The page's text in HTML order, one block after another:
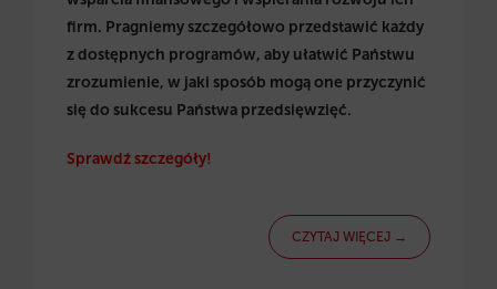
firm. Pragniemy szczegółowo przedstawić każdy
z dostępnych programów, aby ułatwić Państwu
zrozumienie, w jaki sposób mogą one przyczynić
się do sukcesu Państwa przedsięwzięć.
Sprawdź szczegóły!
CZYTAJ WIĘCEJ →